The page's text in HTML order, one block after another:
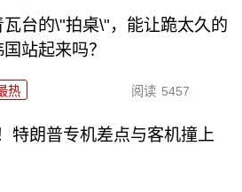
瓦台的\"拍桌\"，能让跪太久的
国站起来吗？
热 阅读 5457
特朗普专机差点与客机撞上